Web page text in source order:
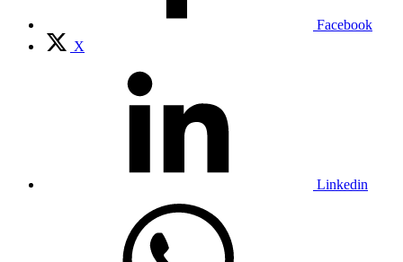
Facebook
X
Linkedin